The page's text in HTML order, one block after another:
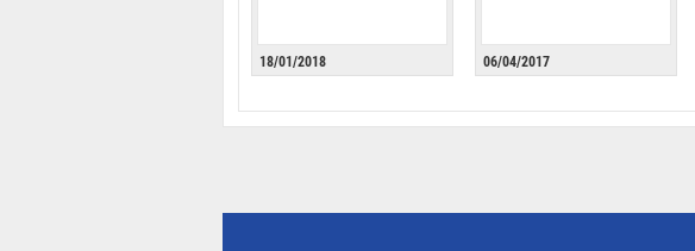
18/01/2018 06/04/2017